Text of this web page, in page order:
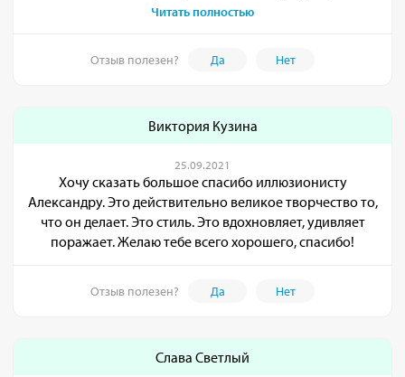
Читать полностью
Отзыв полезен? Да Нет
Виктория Кузина
25.09.2021
Хочу сказать большое спасибо иллюзионисту
Александру. Это действительно великое творчество то,
что он делает. Это стиль. Это вдохновляет, удивляет
поражает. Желаю тебе всего хорошего, спасибо!
Отзыв полезен? Да Нет
Слава Светлый